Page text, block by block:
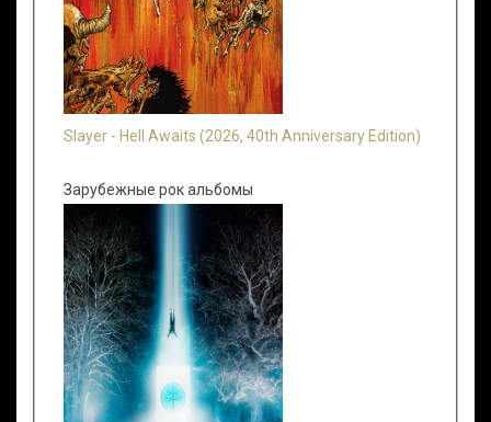
Slayer - Hell Awaits (2026, 40th Anniversary Edition)
Зарубежные рок альбомы